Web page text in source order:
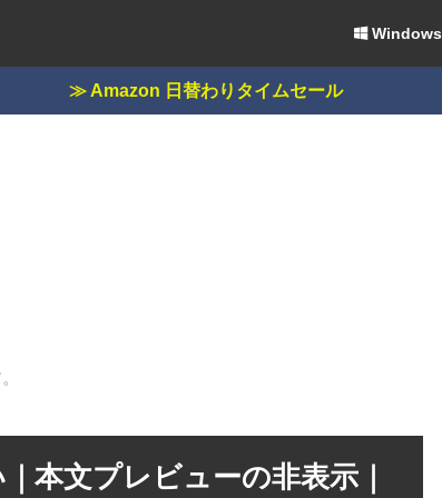
Windows
≫ Amazon 日替わりタイムセール
本文プレビューの非表示｜